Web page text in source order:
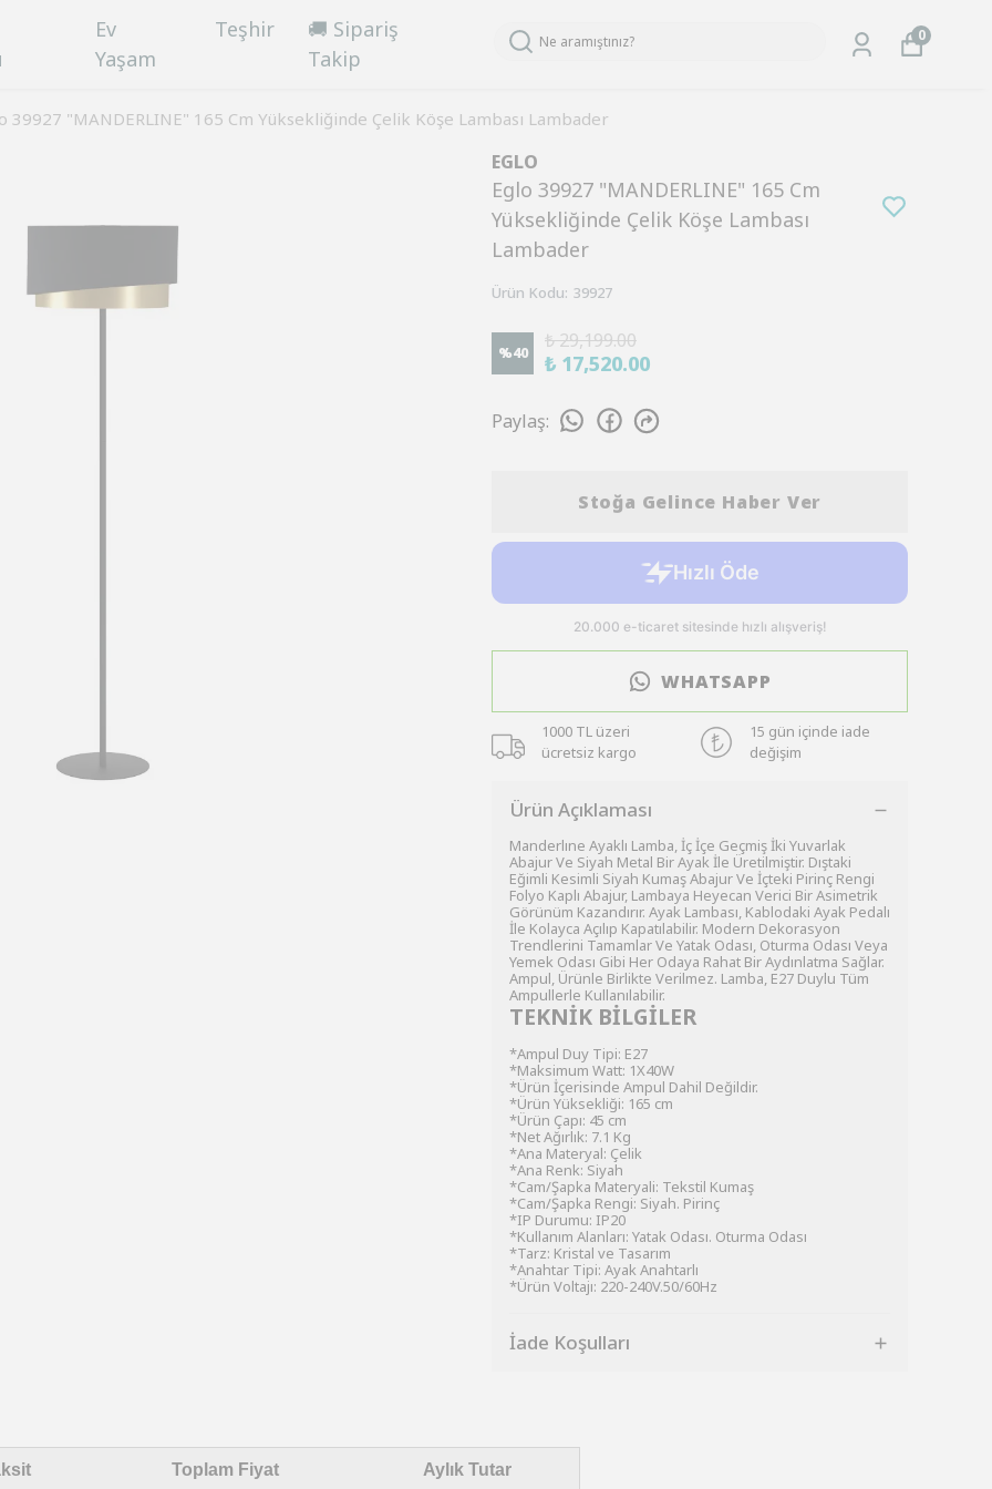
Ev
Yaşam
Teşhir
🚚 Sipariş
Takip
0
39927 "MANDERLINE" 165 Cm Yüksekliğinde Çelik Köşe Lambası Lambader
EGLO
Eglo 39927 "MANDERLINE" 165 Cm
Yüksekliğinde Çelik Köşe Lambası
Lambader
Ürün Kodu: 39927
%40
₺ 29,199.00
₺ 17,520.00
Paylaş:
Stoğa Gelince Haber Ver
WHATSAPP
1000 TL üzeri
ücretsiz kargo
15 gün içinde iade
değişim
Ürün Açıklaması
Manderlıne Ayaklı Lamba, İç İçe Geçmiş İki Yuvarlak
Abajur Ve Siyah Metal Bir Ayak İle Üretilmiştir. Dıştaki
Eğimli Kesimli Siyah Kumaş Abajur Ve İçteki Pirinç Rengi
Folyo Kaplı Abajur, Lambaya Heyecan Verici Bir Asimetrik
Görünüm Kazandırır. Ayak Lambası, Kablodaki Ayak Pedalı
İle Kolayca Açılıp Kapatılabilir. Modern Dekorasyon
Trendlerini Tamamlar Ve Yatak Odası, Oturma Odası Veya
Yemek Odası Gibi Her Odaya Rahat Bir Aydınlatma Sağlar.
Ampul, Ürünle Birlikte Verilmez. Lamba, E27 Duylu Tüm
Ampullerle Kullanılabilir.
TEKNİK BİLGİLER
*Ampul Duy Tipi: E27
*Maksimum Watt: 1X40W
*Ürün İçerisinde Ampul Dahil Değildir.
*Ürün Yüksekliği: 165 cm
*Ürün Çapı: 45 cm
*Net Ağırlık: 7.1 Kg
*Ana Materyal: Çelik
*Ana Renk: Siyah
*Cam/Şapka Materyali: Tekstil Kumaş
*Cam/Şapka Rengi: Siyah. Pirinç
*IP Durumu: IP20
*Kullanım Alanları: Yatak Odası. Oturma Odası
*Tarz: Kristal ve Tasarım
*Anahtar Tipi: Ayak Anahtarlı
*Ürün Voltajı: 220-240V.50/60Hz
İade Koşulları
Toplam Fiyat Aylık Tutar